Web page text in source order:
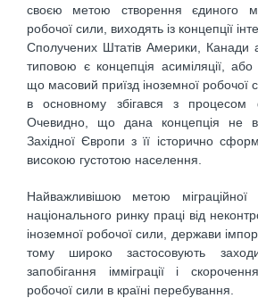
своєю метою створення єдиного
робочої сили, виходять із концепції
Сполучених Штатів Америки, Канади
типовою є концепція асиміляції, або
що масовий приїзд іноземної робочої
в основному збігався з процесом
Очевидно, що дана концепція не
Західної Європи з її історично
високою густотою населення.
Найважливішою метою міграційної
національного ринку праці від
іноземної робочої сили, держави
тому широко застосовують
запобігання імміграції і
робочої сили в країні перебування.